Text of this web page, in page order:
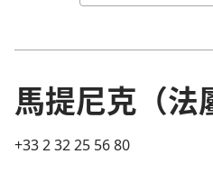
馬提尼克（法
+33 2 32 25 56 80